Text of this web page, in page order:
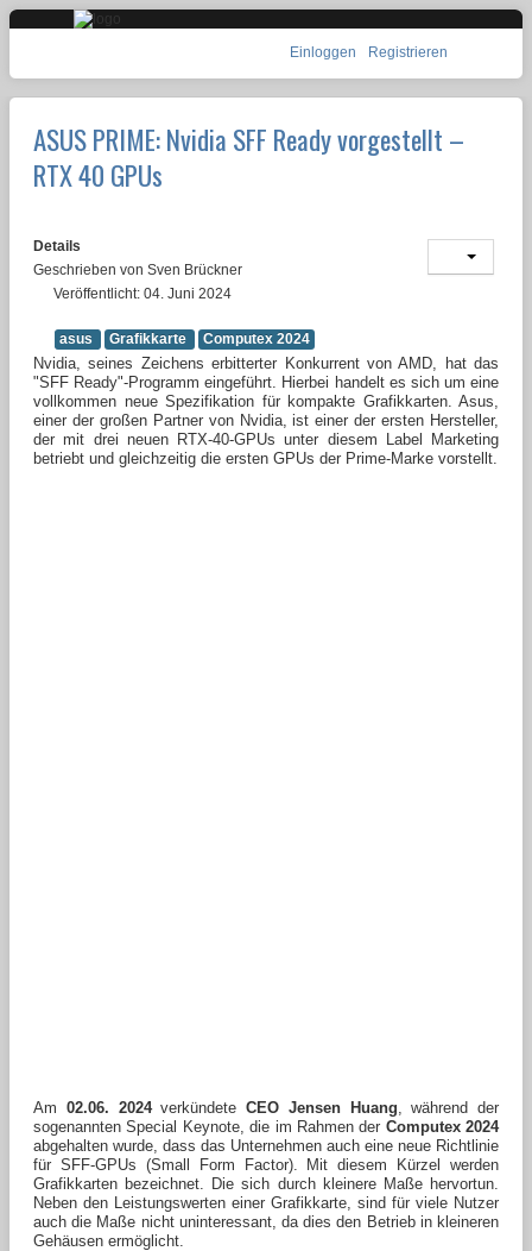
Einloggen Registrieren
ASUS PRIME: Nvidia SFF Ready vorgestellt –
RTX 40 GPUs
Details
Geschrieben von Sven Brückner
Veröffentlicht: 04. Juni 2024
asus Grafikkarte Computex 2024
Nvidia, seines Zeichens erbitterter Konkurrent von AMD, hat das
"SFF Ready"-Programm eingeführt. Hierbei handelt es sich um eine
vollkommen neue Spezifikation für kompakte Grafikkarten. Asus,
einer der großen Partner von Nvidia, ist einer der ersten Hersteller,
der mit drei neuen RTX-40-GPUs unter diesem Label Marketing
betriebt und gleichzeitig die ersten GPUs der Prime-Marke vorstellt.
Am 02.06. 2024verkündete CEO Jensen Huang , während der
sogenannten Special Keynote, die im Rahmen der Computex 2024
abgehalten wurde, dass das Unternehmen auch eine neue Richtlinie
für SFF-GPUs (Small Form Factor). Mit diesem Kürzel werden
Grafikkarten bezeichnet. Die sich durch kleinere Maße hervortun.
Neben den Leistungswerten einer Grafikkarte, sind für viele Nutzer
auch die Maße nicht uninteressant, da dies den Betrieb in kleineren
Gehäusen ermöglicht.